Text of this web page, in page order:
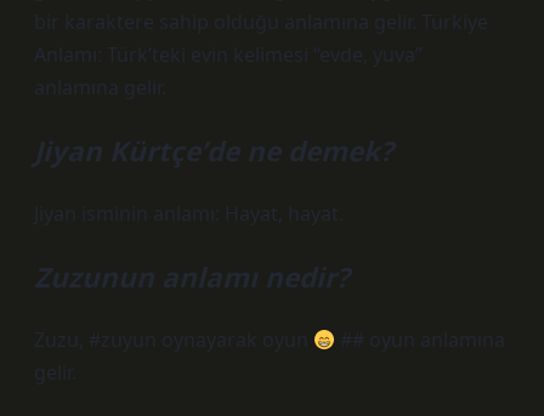
bir karaktere sahip olduğu anlamına gelir. Türkiye
Anlamı: Türk’teki evin kelimesi “evde, yuva”
anlamına gelir.
Jiyan Kürtçe’de ne demek?
Jiyan isminin anlamı: Hayat, hayat.
Zuzunun anlamı nedir?
Zuzu, #zuyun oynayarak oyun
## oyun anlamına
gelir.